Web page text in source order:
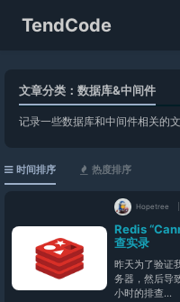
TendCode
文章分类：数据库&中间件
记录一些数据库和中间件相关的
时间排序 热度排序
Hopetree
Redis
查实录
昨天为了验证
务器，然后导
小时的排查...